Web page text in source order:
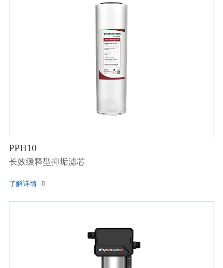
PPH10
长效缓释型抑垢滤芯
了解详情